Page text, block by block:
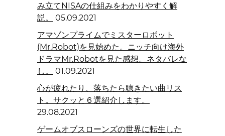
み立てNISAの仕組みをわかりやすく解
説。
05.09.2021
アマゾンプライムでミスターロボット
(Mr.Robot)を見始めた。ニッチ向け海外
ドラマMr.Robotを見た感想。ネタバレな
し。
01.09.2021
心が疲れたり、落ちたら聴きたい曲リス
ト。サクッと６選紹介します。
29.08.2021
ゲームオブスローンズの世界に転生した